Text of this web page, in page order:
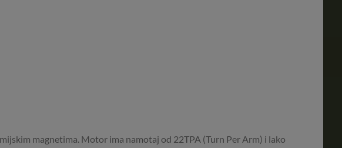
magnetima. Motor ima namotaj od 22TPA (Turn Per Arm) i lako